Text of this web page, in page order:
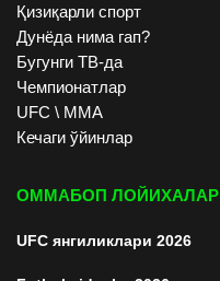
Қизиқарли спорт
Дунёда нима гап?
Бугунги ТВ-да
Чемпионатлар
UFC \ ММА
Кечаги ўйинлар
ОММАБОП ЛОЙИХАЛАР
UFC янгиликлари 2026